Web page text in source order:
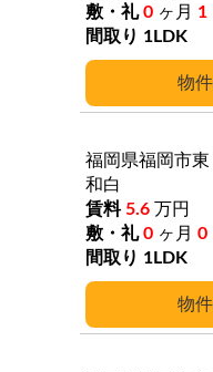
0 ヶ月 1
1LDK
福岡県福岡市東
和白
5.6 万円
0 ヶ月 0
1LDK